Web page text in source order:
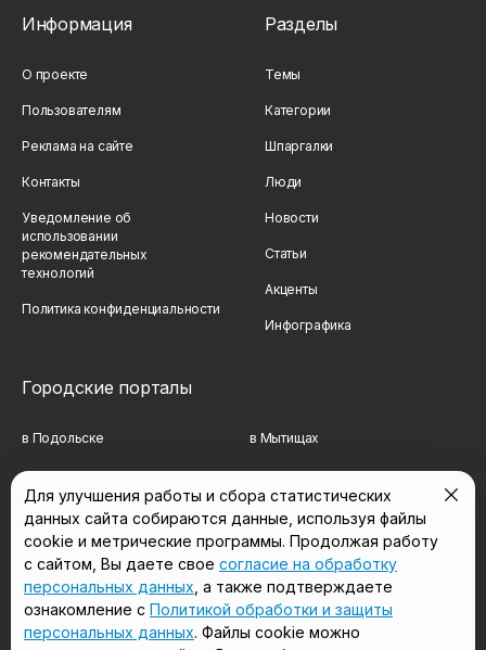
Информация
О проекте
Пользователям
Реклама на сайте
Контакты
Уведомление об
использовании
рекомендательных
технологий
Политика конфиденциальности
Разделы
Темы
Категории
Шпаргалки
Люди
Новости
Статьи
Акценты
Инфографика
Городские порталы
в Подольске в Мытищах
в Сергиевом Посаде в Люберцах
в Красногорске в Королёве
в Домодедово в Щёлково
Для улучшения работы и сбора статистических
данных сайта собираются данные, используя файлы
cookie и метрические программы. Продолжая работу
с сайтом, Вы даете свое согласие на обработку
персональных данных , а также подтверждаете
ознакомление с Политикой обработки и защиты
персональных данных. Файлы cookie можно